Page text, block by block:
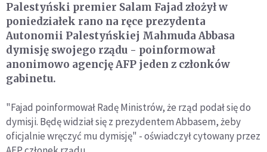
Palestyński premier Salam Fajad złożył w
poniedziałek rano na ręce prezydenta
Autonomii Palestyńskiej Mahmuda Abbasa
dymisję swojego rządu - poinformował
anonimowo agencję AFP jeden z członków
gabinetu.
"Fajad poinformował Radę Ministrów, że rząd podał się do
dymisji. Będę widział się z prezydentem Abbasem, żeby
oficjalnie wręczyć mu dymisję" - oświadczył cytowany przez